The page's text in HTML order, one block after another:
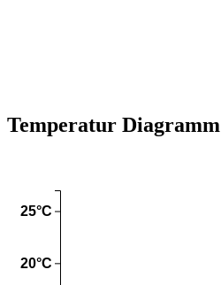
Temperatur Diagramm